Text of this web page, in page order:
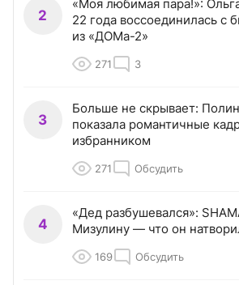
2
«Моя любимая пара!»:
22 года воссоединилась с
из «ДОМа-2»
271 3
3
Больше не скрывает:
показала романтичные
избранником
271 Обсудить
4
«Дед разбушевался»:
Мизулину — что он
169 Обсудить